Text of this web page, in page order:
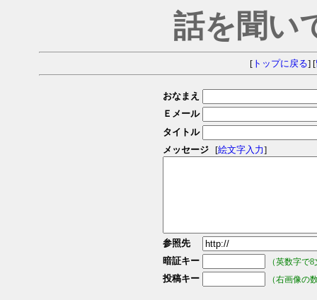
話を聞い
[トップに戻る] [
おなまえ
Ｅメール
タイトル
メッセージ
[絵文字入力]
参照先
暗証キー
（英数字で
投稿キー （右画像の